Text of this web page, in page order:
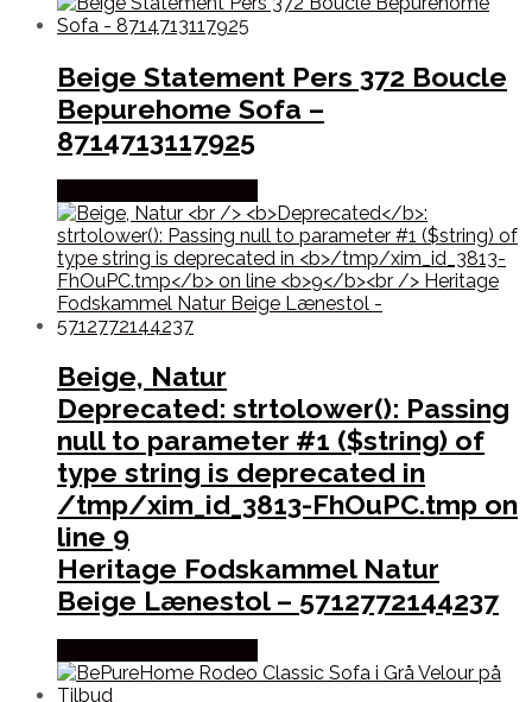
Beige Statement Pers 372 Boucle
Bepurehome Sofa –
8714713117925
Beige, Natur
Deprecated: strtolower(): Passing
null to parameter #1 ($string) of
type string is deprecated in
/tmp/xim_id_3813-FhOuPC.tmp on
line 9
Heritage Fodskammel Natur
Beige Lænestol – 5712772144237